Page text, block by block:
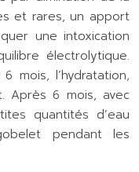
et rares, un apport
une intoxication
électrolytique.
mois, l’hydratation,
Après 6 mois, avec
quantités d’eau
pendant les